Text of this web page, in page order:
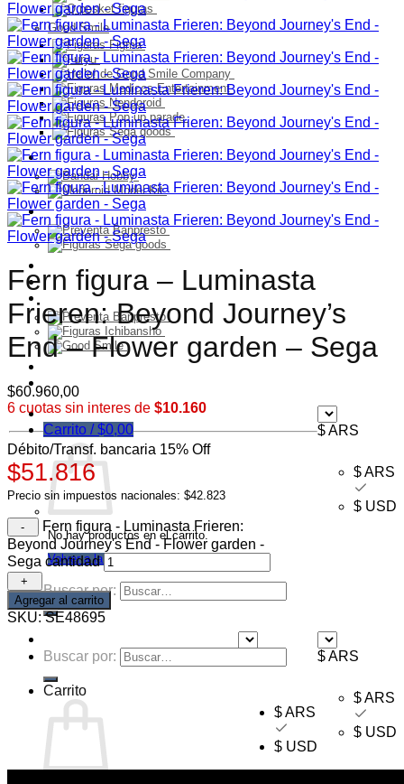
Good Smile
Model Kit
PELUCHES
Ultimos Ingresos
Preventa
Mayorista
$ ARS
$ ARS
$ USD
Carrito /$0,00
No hay productos en el carrito.
Volver a la tienda
Buscar por:
$ ARS
$ ARS
$ USD
Buscar por:
Carrito
Fern figura – Luminasta
Frieren: Beyond Journey’s
End – Flower garden – Sega
$60.960,00
6 cuotas sin interes de $10.160
Débito/Transf. bancaria 15% Off
$51.816
Precio sin impuestos nacionales: $42.823
$ ARS
$ USD
Fern figura - Luminasta Frieren:
Beyond Journey's End - Flower garden -
Sega cantidad
Agregar al carrito
SKU:SE48695